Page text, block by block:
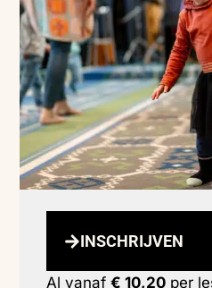
INSCHRIJVEN
Al vanaf€ 10,20 per